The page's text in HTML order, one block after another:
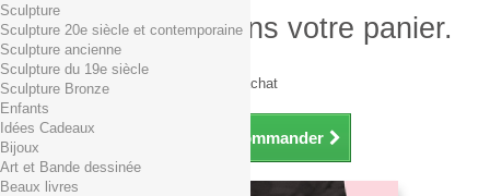
Il y a 1 produit dans votre panier.
Total produits TTC
Frais de port TTC
0,01€ dès 29€ d'achat
Total TTC
Continuer mes achats Commander
Sculpture
Sculpture 20e siècle et contemporaine
Sculpture ancienne
Sculpture du 19e siècle
Sculpture Bronze
Enfants
Idées Cadeaux
Bijoux
Art et Bande dessinée
Beaux livres